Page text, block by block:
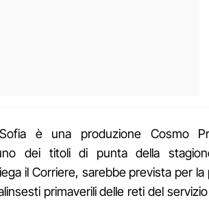
è una produzione Cosmo
dei titoli di punta della
il Corriere, sarebbe prevista per la
primaverili delle reti del